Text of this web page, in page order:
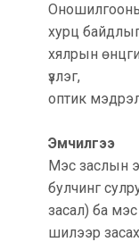
хурц
хялрын
үзлэг,
оптик
Эмчилгээ
Мэс заслын
булчинг
засал) ба
шилээр